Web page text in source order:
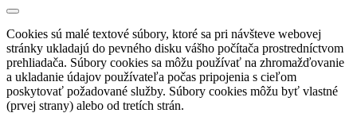
Cookies sú malé textové súbory, ktoré sa pri návšteve webovej
stránky ukladajú do pevného disku vášho počítača prostredníctvom
prehliadača. Súbory cookies sa môžu používať na zhromažďovanie
a ukladanie údajov používateľa počas pripojenia s cieľom
poskytovať požadované služby. Súbory cookies môžu byť vlastné
(prvej strany) alebo od tretích strán.